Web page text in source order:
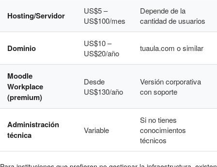
Hosting/Servidor
US$5 –
US$100/mes
Depende de la
cantidad de usuarios
Dominio
US$10 –
US$20/año
tuaula.com o similar
Moodle
Workplace
(premium)
Desde
US$130/año
Versión corporativa
con soporte
Administración
técnica
Variable
Si no tienes
conocimientos
técnicos